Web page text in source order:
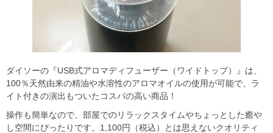
ダイソーの『USB式アロマディフューザー（ワイドトップ）』は、
100％天然由来の精油や水溶性のアロマオイルの使用が可能で、ラ
イト付きの演出もついたコスパの高い商品！
操作も簡単なので、部屋でのリラックスタイムやちょっとした癒や
し空間にぴったりです。1,100円（税込）とは思えないクオリティ